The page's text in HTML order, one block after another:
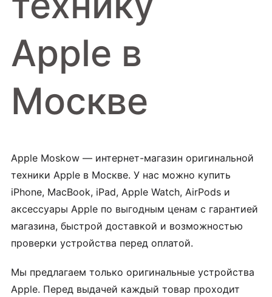
Apple в
Москве
Apple Moskow — интернет-магазин оригинальной
техники Apple в Москве. У нас можно купить
iPhone, MacBook, iPad, Apple Watch, AirPods и
аксессуары Apple по выгодным ценам с гарантией
магазина, быстрой доставкой и возможностью
проверки устройства перед оплатой.
Мы предлагаем только оригинальные устройства
Apple. Перед выдачей каждый товар проходит